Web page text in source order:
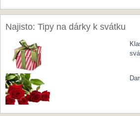
Najisto: Tipy na dárky k svátku